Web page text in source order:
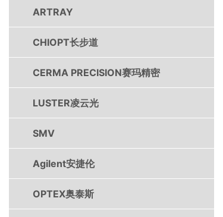
ARTRAY
CHIOPT长步道
CERMA PRECISION赛玛精密
LUSTER凌云光
SMV
Agilent安捷伦
OPTEX奥泰斯